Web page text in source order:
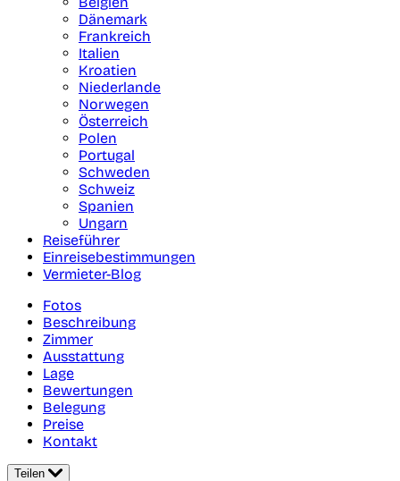
Dänemark
Frankreich
Italien
Kroatien
Niederlande
Norwegen
Österreich
Polen
Portugal
Schweden
Schweiz
Spanien
Ungarn
Reiseführer
Einreisebestimmungen
Vermieter-Blog
Fotos
Beschreibung
Zimmer
Ausstattung
Lage
Bewertungen
Belegung
Preise
Kontakt
Teilen